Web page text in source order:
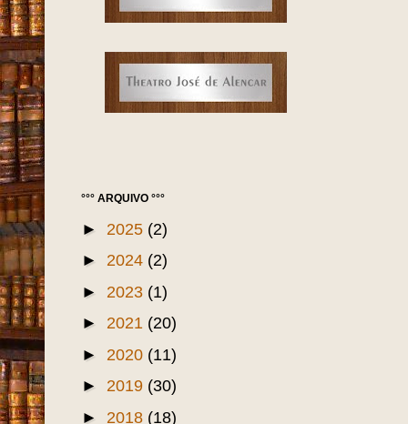
°°° ARQUIVO °°°
► 2025 (2)
► 2024 (2)
► 2023 (1)
► 2021 (20)
► 2020 (11)
► 2019 (30)
► 2018 (18)